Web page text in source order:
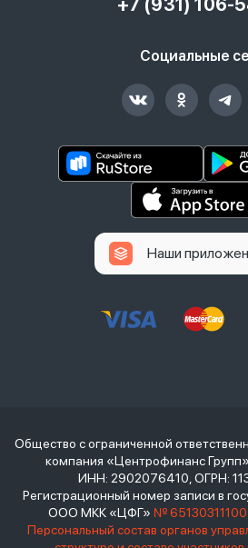
+7 (931) 106-
Социальные
Наши
Общество с ограниченной
компания «Центрофинанс
ИНН: 2902076410, ОГРН:
Регистрационный номер записи в
ООО МКК «ЦФГ» №
Персональный состав органов